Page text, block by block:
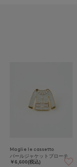
Maglie le cassetto
パールジャケットブローチ
￥6,600(税込)